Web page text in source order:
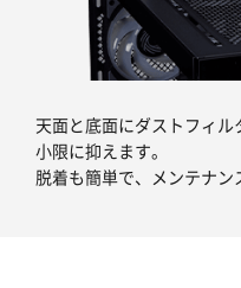
天面と底面にダストフィ
小限に抑えます。
脱着も簡単で、メンテナン